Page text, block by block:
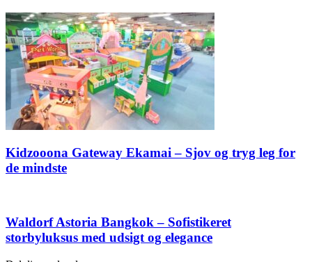
Kidzooona Gateway Ekamai – Sjov og tryg leg for
de mindste
Waldorf Astoria Bangkok – Sofistikeret
storbyluksus med udsigt og elegance